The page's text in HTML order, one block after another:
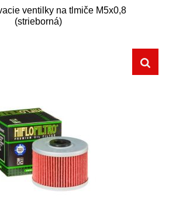
ventilky na tlmiče M5x0,8
(strieborná)